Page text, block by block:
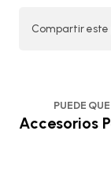
Compartir
PUEDE
Accesorios